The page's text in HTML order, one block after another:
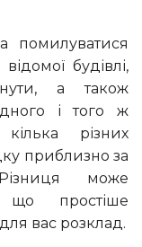
будівлі,
а також
і того ж
різних
приблизно за
може
простіше
вас розклад.